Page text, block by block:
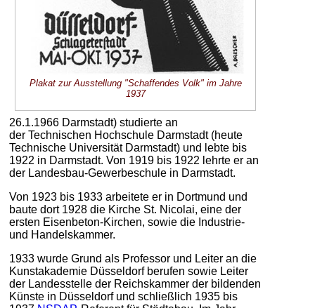
Plakat zur Ausstellung "Schaffendes Volk" im Jahre
1937
26.1.1966 Darmstadt) studierte an
der Technischen Hochschule Darmstadt (heute
Technische Universität Darmstadt) und lebte bis
1922 in Darmstadt. Von 1919 bis 1922 lehrte er an
der Landesbau-Gewerbeschule in Darmstadt.
Von 1923 bis 1933 arbeitete er in Dortmund und
baute dort 1928 die Kirche St. Nicolai, eine der
ersten Eisenbeton-Kirchen, sowie die Industrie-
und Handelskammer.
1933 wurde Grund als Professor und Leiter an die
Kunstakademie Düsseldorf berufen sowie Leiter
der Landesstelle der Reichskammer der bildenden
Künste in Düsseldorf und schließlich 1935 bis